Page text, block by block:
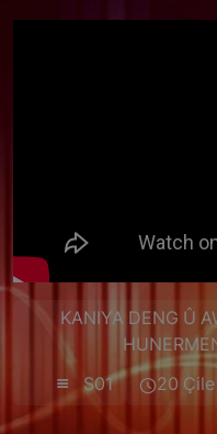
KANIYA DENG Û
S01
20